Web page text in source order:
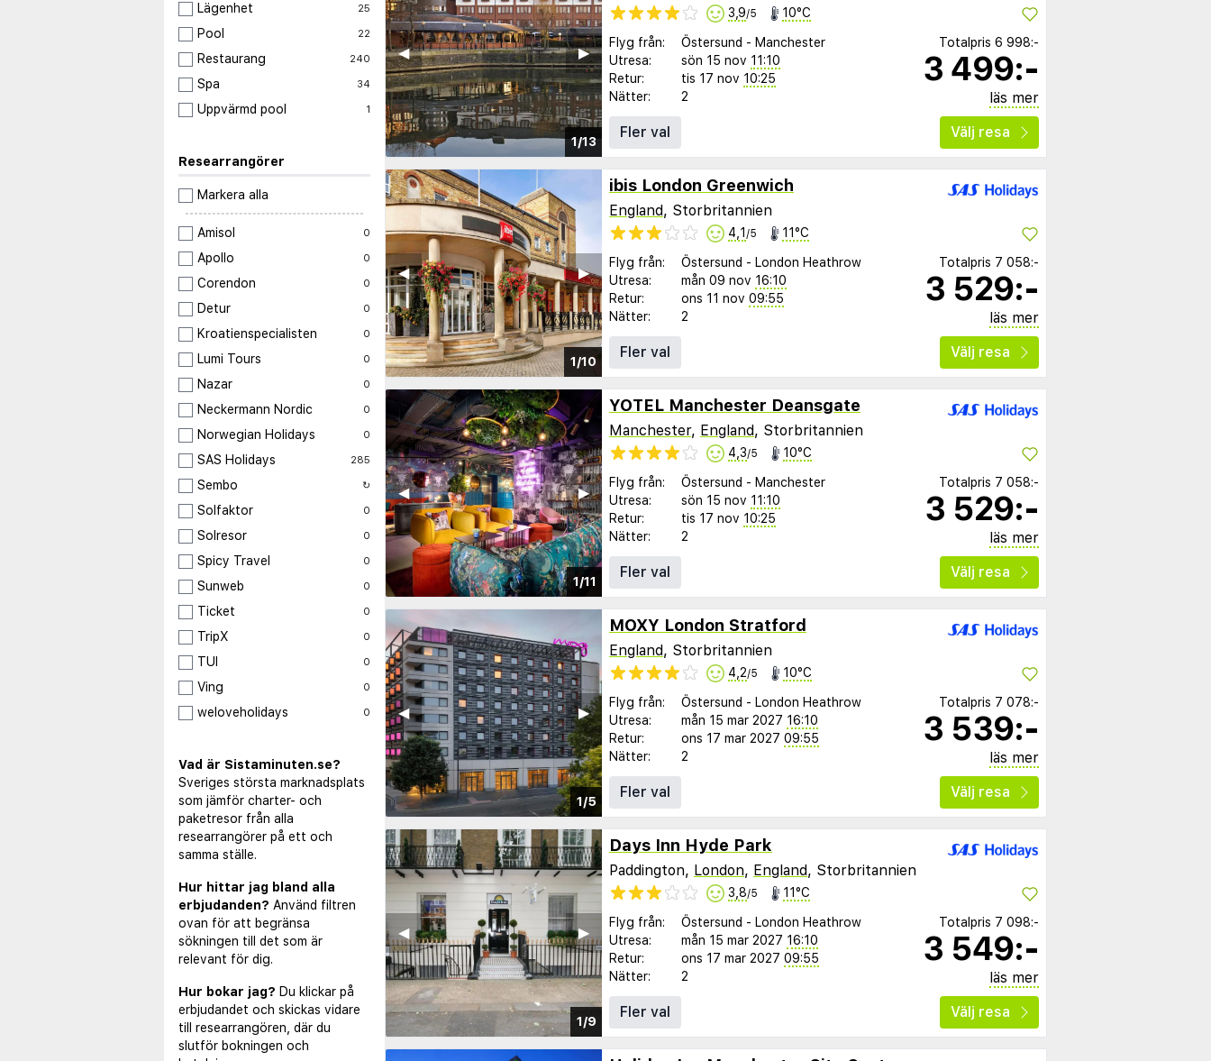
Lägenhet 25
Pool 22
Restaurang 240
Spa 34
Uppvärmd pool 1
Researrangörer
Markera alla
Amisol 0
Apollo 0
Corendon 0
Detur 0
Kroatienspecialisten 0
Lumi Tours 0
Nazar 0
Neckermann Nordic 0
Norwegian Holidays 0
SAS Holidays 285
Sembo ↻
Solfaktor 0
Solresor 0
Spicy Travel 0
Sunweb 0
Ticket 0
TripX 0
TUI 0
Ving 0
weloveholidays 0
Vad är Sistaminuten.se?
Sveriges största marknadsplats
som jämför charter- och
paketresor från alla
researrangörer på ett och
samma ställe.
Hur hittar jag bland alla
erbjudanden? Använd filtren
ovan för att begränsa
sökningen till det som är
relevant för dig.
Hur bokar jag? Du klickar på
erbjudandet och skickas vidare
till researrangören, där du
slutför bokningen och
1/13
▶︎
◀︎
3,9/5 10°C
Flyg från: Östersund - Manchester
Utresa:
sön 15 nov 11:10
Retur:
tis 17 nov 10:25
Nätter:
2
Totalpris 6 998:-
3 499:-
läs mer
Fler val
Välj resa
1/10
▶︎
◀︎
ibis London Greenwich
England, Storbritannien
4,1 /5 11°C
Flyg från: Östersund - London Heathrow
Utresa:
mån 09 nov 16:10
Retur:
ons 11 nov 09:55
Nätter:
2
Totalpris 7 058:-
3 529:-
läs mer
Fler val
Välj resa
1/11
▶︎
◀︎
YOTEL Manchester Deansgate
Manchester, England, Storbritannien
4,3/5 10°C
Flyg från: Östersund - Manchester
Utresa:
sön 15 nov 11:10
Retur:
tis 17 nov 10:25
Nätter:
2
Totalpris 7 058:-
3 529:-
läs mer
Fler val
Välj resa
1/5
▶︎
◀︎
MOXY London Stratford
England, Storbritannien
4,2/5 10°C
Flyg från: Östersund - London Heathrow
Utresa:
mån 15 mar 2027 16:10
Retur:
ons 17 mar 2027 09:55
Nätter:
2
Totalpris 7 078:-
3 539:-
läs mer
Fler val
Välj resa
1/9
▶︎
◀︎
Days Inn Hyde Park
Paddington, London, England, Storbritannien
3,8/5 11°C
Flyg från: Östersund - London Heathrow
Utresa:
mån 15 mar 2027 16:10
Retur:
ons 17 mar 2027 09:55
Nätter:
2
Totalpris 7 098:-
3 549:-
läs mer
Fler val
Välj resa